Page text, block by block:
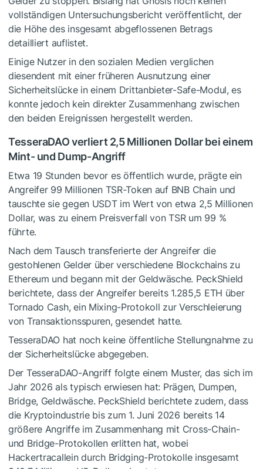
vollständigen Untersuchungsbericht veröffentlicht, der
die Höhe des insgesamt abgeflossenen Betrags
detailliert auflistet.
Einige Nutzer in den sozialen Medien verglichen
diesendent mit einer früheren Ausnutzung einer
Sicherheitslücke in einem Drittanbieter-Safe-Modul, es
konnte jedoch kein direkter Zusammenhang zwischen
den beiden Ereignissen hergestellt werden.
TesseraDAO verliert 2,5 Millionen Dollar bei einem
Mint- und Dump-Angriff
Etwa 19 Stunden bevor es öffentlich wurde, prägte ein
Angreifer 99 Millionen TSR-Token auf BNB Chain und
tauschte sie gegen USDT im Wert von etwa 2,5 Millionen
Dollar, was zu einem Preisverfall von TSR um 99 %
führte.
Nach dem Tausch transferierte der Angreifer die
gestohlenen Gelder über verschiedene Blockchains zu
Ethereum und begann mit der Geldwäsche. PeckShield
berichtete, dass der Angreifer bereits 1.285,5 ETH über
Tornado Cash, ein Mixing-Protokoll zur Verschleierung
von Transaktionsspuren, gesendet hatte.
TesseraDAO hat noch keine öffentliche Stellungnahme zu
der Sicherheitslücke abgegeben.
Der TesseraDAO-Angrifffolgte einem Muster, das sich im
Jahr 2026 als typisch erwiesen hat: Prägen, Dumpen,
Bridge, Geldwäsche. PeckShield berichtete zudem, dass
die Kryptoindustrie bis zum 1. Juni 2026 bereits 14
größere Angriffe im Zusammenhang mit Cross-Chain-
und Bridge-Protokollen erlitten hat, wobei
Hackertracallein durch Bridging-Protokolle insgesamt